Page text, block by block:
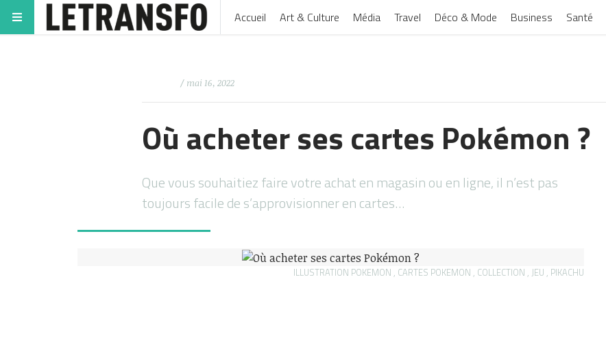
Accueil Art & Culture Média Travel Déco & Mode Business Santé
/ mai 16, 2022
Où acheter ses cartes Pokémon ?
Que vous souhaitiez faire votre achat en magasin ou en ligne, il n’est pas
toujours facile de s’approvisionner en cartes…
ILLUSTRATION POKEMON , CARTES POKEMON , COLLECTION , JEU , PIKACHU